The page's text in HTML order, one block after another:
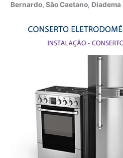
Bernardo, São Caetano, Diadema